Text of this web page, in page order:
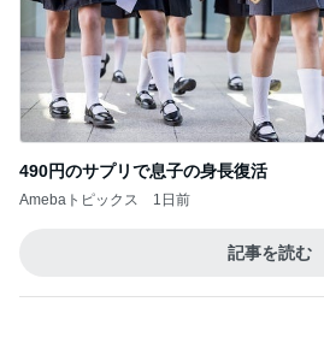
490円のサプリで息子の身長復活
Amebaトピックス 1日前
記事を読む